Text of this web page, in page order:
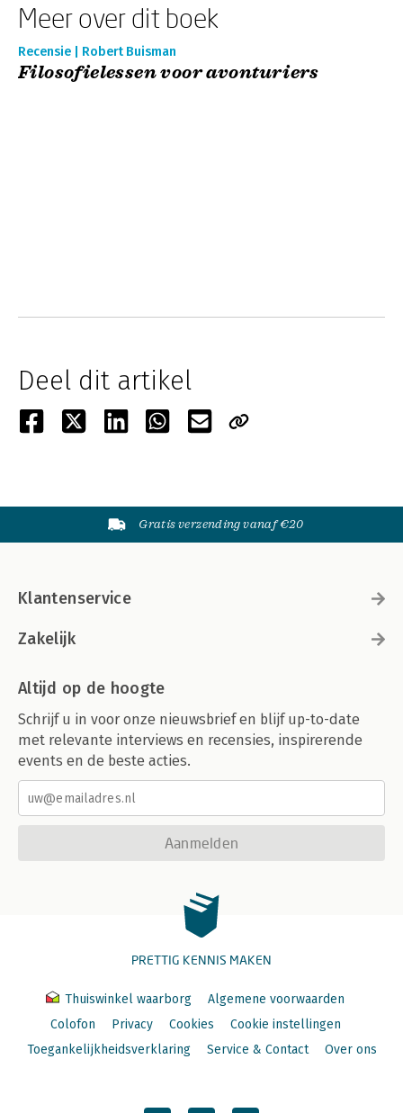
Meer over dit boek
Recensie | Robert Buisman
Filosofielessen voor avonturiers
Deel dit artikel
Gratis verzending vanaf €20
Klantenservice
Zakelijk
Altijd op de hoogte
Schrijf u in voor onze nieuwsbrief en blijf up-to-date
met relevante interviews en recensies, inspirerende
events en de beste acties.
Aanmelden
PRETTIG KENNIS MAKEN
Thuiswinkel waarborg
Algemene voorwaarden
Colofon
Privacy Cookies
Cookie instellingen
Toegankelijkheidsverklaring
Service & Contact Over ons